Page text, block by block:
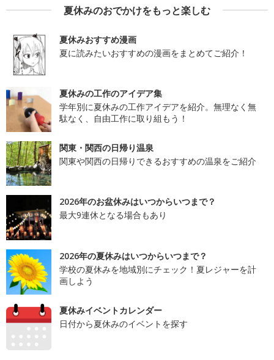
夏休みのおでかけをもっと楽しむ
夏休みおすすめ漫画
夏に読みたいおすすめの漫画をまとめてご紹介！
夏休みの工作のアイデア集
学年別に夏休みの工作アイデアを紹介。無理なく無
駄なく、自由工作に取り組もう！
関東・関西の日帰り温泉
関東や関西の日帰りできるおすすめの温泉をご紹介
2026年のお盆休みはいつからいつまで？
最大9連休となる場合もあり
2026年の夏休みはいつからいつまで？
学校の夏休みを地域別にチェック！夏レジャーを計
画しよう
夏休みイベントカレンダー
日付から夏休みのイベントを探す